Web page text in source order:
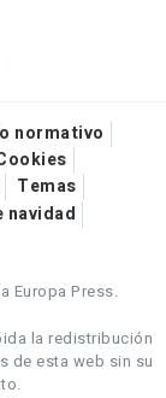
normativo
Temas
navidad
Europa Press.
la redistribución
de esta web sin su